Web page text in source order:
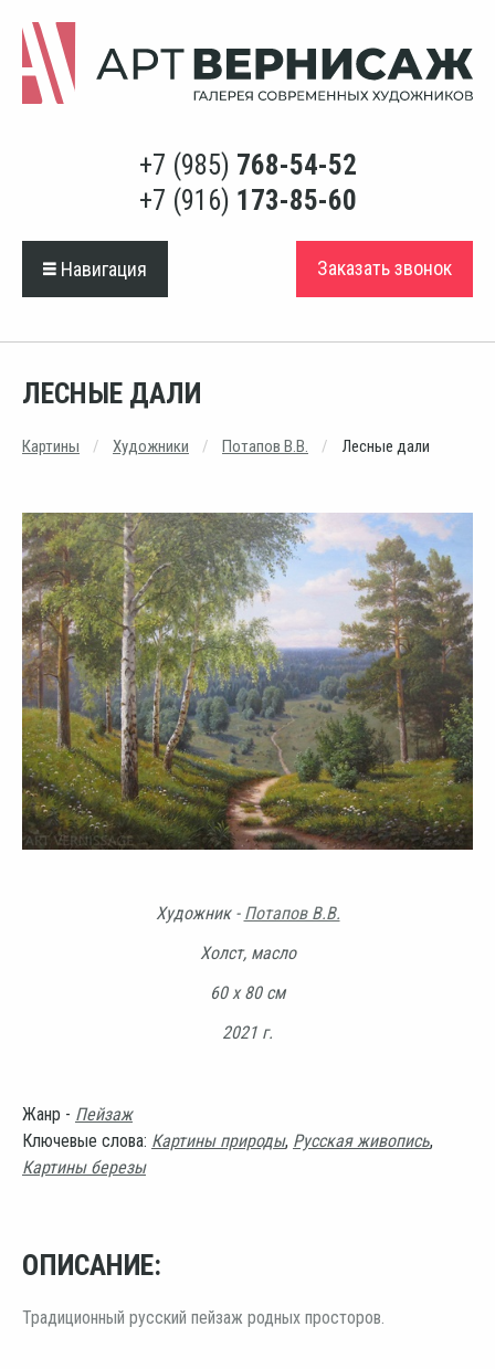
+7 (985) 768-54-52
+7 (916) 173-85-60
Навигация Заказать звонок
ЛЕСНЫЕ ДАЛИ
Картины Художники Потапов В.В. Лесные дали
Художник - Потапов В.В.
Холст, масло
60 х 80 см
2021 г.
Жанр - Пейзаж
Ключевые слова: Картины природы, Русская живопись,
Картины березы
ОПИСАНИЕ:
Традиционный русский пейзаж родных просторов.